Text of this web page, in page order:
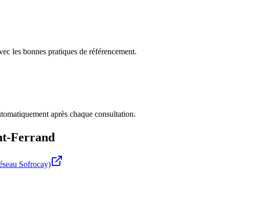
les bonnes pratiques de référencement.
après chaque consultation.
Ferrand
Sofrocay)